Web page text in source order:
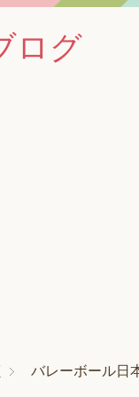
ログ
バレーボール日